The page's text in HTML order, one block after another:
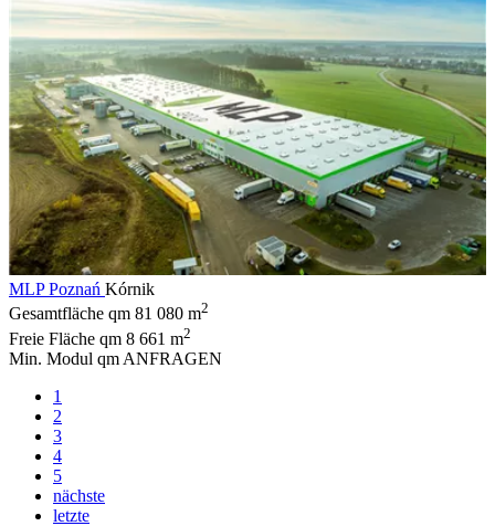
MLP Poznań Kórnik
Gesamtfläche qm 81 080 m2
Freie Fläche qm 8 661 m2
Min. Modul qm ANFRAGEN
1
2
3
4
5
nächste
letzte